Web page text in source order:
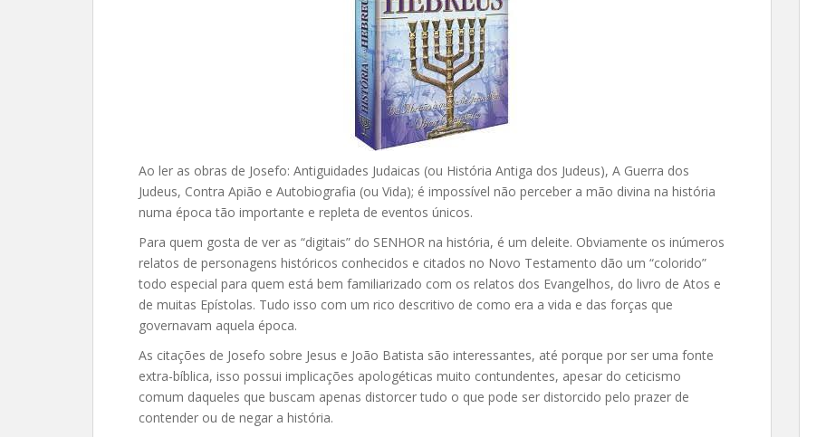
Ao ler as obras de Josefo: Antiguidades Judaicas (ou História Antiga dos Judeus), A Guerra dos
Judeus, Contra Apião e Autobiografia (ou Vida); é impossível não perceber a mão divina na história
numa época tão importante e repleta de eventos únicos.
Para quem gosta de ver as “digitais” do SENHOR na história, é um deleite. Obviamente os inúmeros
relatos de personagens históricos conhecidos e citados no Novo Testamento dão um “colorido”
todo especial para quem está bem familiarizado com os relatos dos Evangelhos, do livro de Atos e
de muitas Epístolas. Tudo isso com um rico descritivo de como era a vida e das forças que
governavam aquela época.
As citações de Josefo sobre Jesus e João Batista são interessantes, até porque por ser uma fonte
extra-bíblica, isso possui implicações apologéticas muito contundentes, apesar do ceticismo
comum daqueles que buscam apenas distorcer tudo o que pode ser distorcido pelo prazer de
contender ou de negar a história.